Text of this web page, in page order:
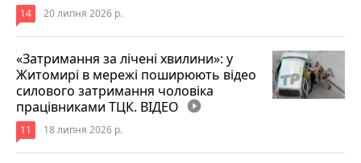
14 20 липня 2026 р.
«Затримання за лічені хвилини»: у
Житомирі в мережі поширюють відео
силового затримання чоловіка
працівниками ТЦК. ВІДЕО play_circle_filled
11 18 липня 2026 р.